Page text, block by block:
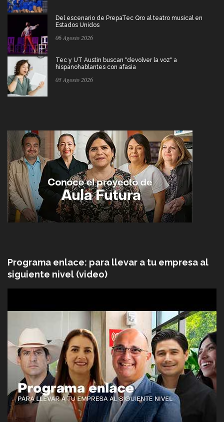
Del escenario de PrepaTec Qro al teatro musical en
Estados Unidos
06 Agosto 2026
Tec y UT Austin buscan "devolver la voz" a
hispanohablantes con afasia
05 Agosto 2026
Programa enlace: para llevar a tu empresa al
siguiente nivel (video)